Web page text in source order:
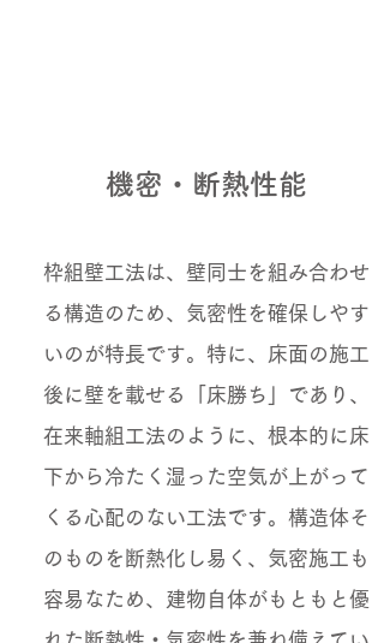
機密・断熱性能
枠組壁工法は、壁同士を組み合わせ
る構造のため、気密性を確保しやす
いのが特長です。特に、床面の施工
後に壁を載せる「床勝ち」であり、
在来軸組工法のように、根本的に床
下から冷たく湿った空気が上がって
くる心配のない工法です。構造体そ
のものを断熱化し易く、気密施工も
容易なため、建物自体がもともと優